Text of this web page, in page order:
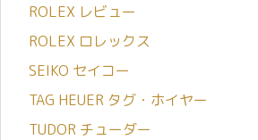
ROLEX レビュー
ROLEX ロレックス
SEIKO セイコー
TAG HEUER タグ・ホイヤー
TUDOR チューダー